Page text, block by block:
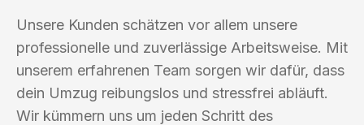
Unsere Kunden schätzen vor allem unsere
professionelle und zuverlässige Arbeitsweise. Mit
unserem erfahrenen Team sorgen wir dafür, dass
dein Umzug reibungslos und stressfrei abläuft.
Wir kümmern uns um jeden Schritt des